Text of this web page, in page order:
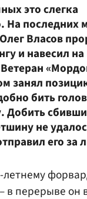
это слегка
На последних
Олег Власов
и навесил на
занял
бить
Добить
не
его за
летнему
в перерыве он